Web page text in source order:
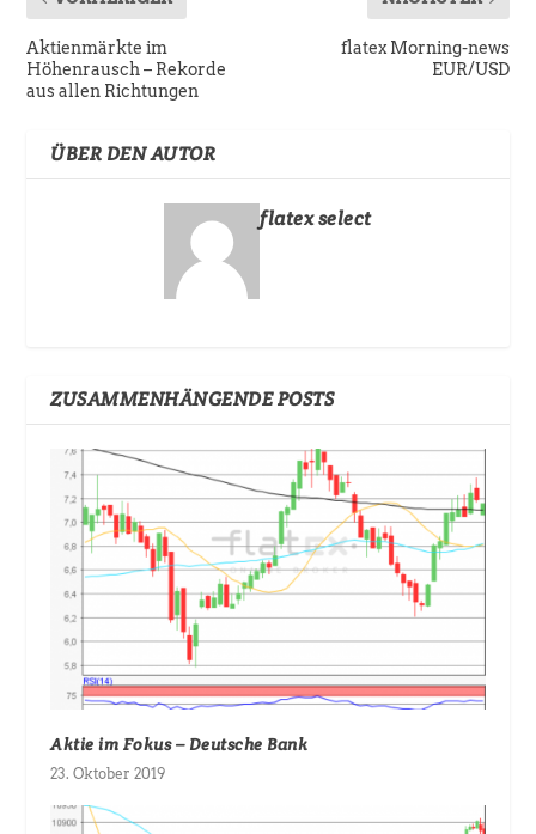
Aktienmärkte im
Höhenrausch – Rekorde
aus allen Richtungen
flatex Morning-news
EUR/USD
ÜBER DEN AUTOR
flatex select
ZUSAMMENHÄNGENDE POSTS
Aktie im Fokus – Deutsche Bank
23. Oktober 2019